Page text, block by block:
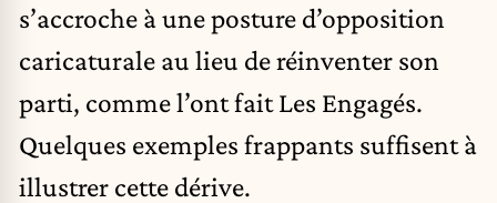
s’accroche à une posture d’opposition
caricaturale au lieu de réinventer son
parti, comme l’ont fait Les Engagés.
Quelques exemples frappants suffisent à
illustrer cette dérive.